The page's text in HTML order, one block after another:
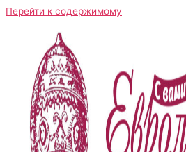
Перейти к содержимому